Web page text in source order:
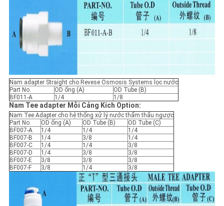
Nam adapter Straight cho Revese Osmosis Systems lọc nước
Part No.
OD ống (A)
OD Tube (B)
BF011-A
1/4 1/8
Nam Tee adapter Mỗi Cảng Kích Option:
Nam Tee Adapter cho hệ thống xử lý nước thẩm thấu ngược
Part No.
OD ống (A) OD Tube (B)
OD Tube (C)
BF007-A
1/4 1/4
1/4
BF007-B
1/4 3/8
1/4
BF007-C
1/4 1/4
3/8
BF007-D
1/4 3/8
3/8
BF007-E
3/8 3/8
3/8
BF007-F
3/8 1/4 3/8